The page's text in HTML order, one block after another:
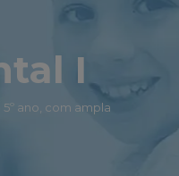
I
5º ano, com ampla